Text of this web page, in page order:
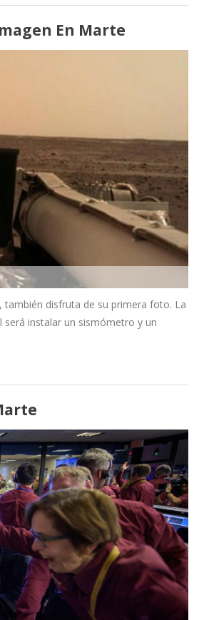
En Marte
también disfruta de su primera foto. La
será instalar un sismómetro y un